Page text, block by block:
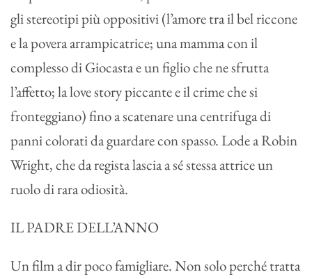
gli stereotipi più oppositivi (l’amore tra il bel riccone
e la povera arrampicatrice; una mamma con il
complesso di Giocasta e un figlio che ne sfrutta
l’affetto; la love story piccante e il crime che si
fronteggiano) fino a scatenare una centrifuga di
panni colorati da guardare con spasso. Lode a Robin
Wright, che da regista lascia a sé stessa attrice un
ruolo di rara odiosità.
IL PADRE DELL’ANNO
Un film a dir poco famigliare. Non solo perché tratta